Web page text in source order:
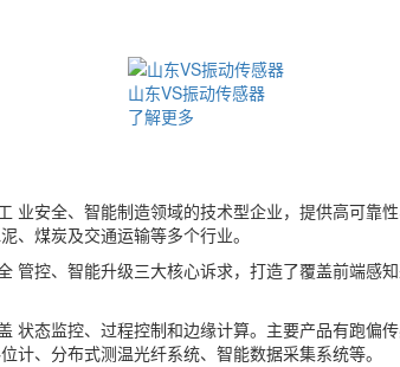
山东EX-WD重锤料位计
了解更多
安全、智能制造领域的技术型企业，提供高可靠
、煤炭及交通运输等多个行业。
控、智能升级三大核心诉求，打造了覆盖前端感
态监控、过程控制和边缘计算。主要产品有跑偏
计、分布式测温光纤系统、智能数据采集系统等。